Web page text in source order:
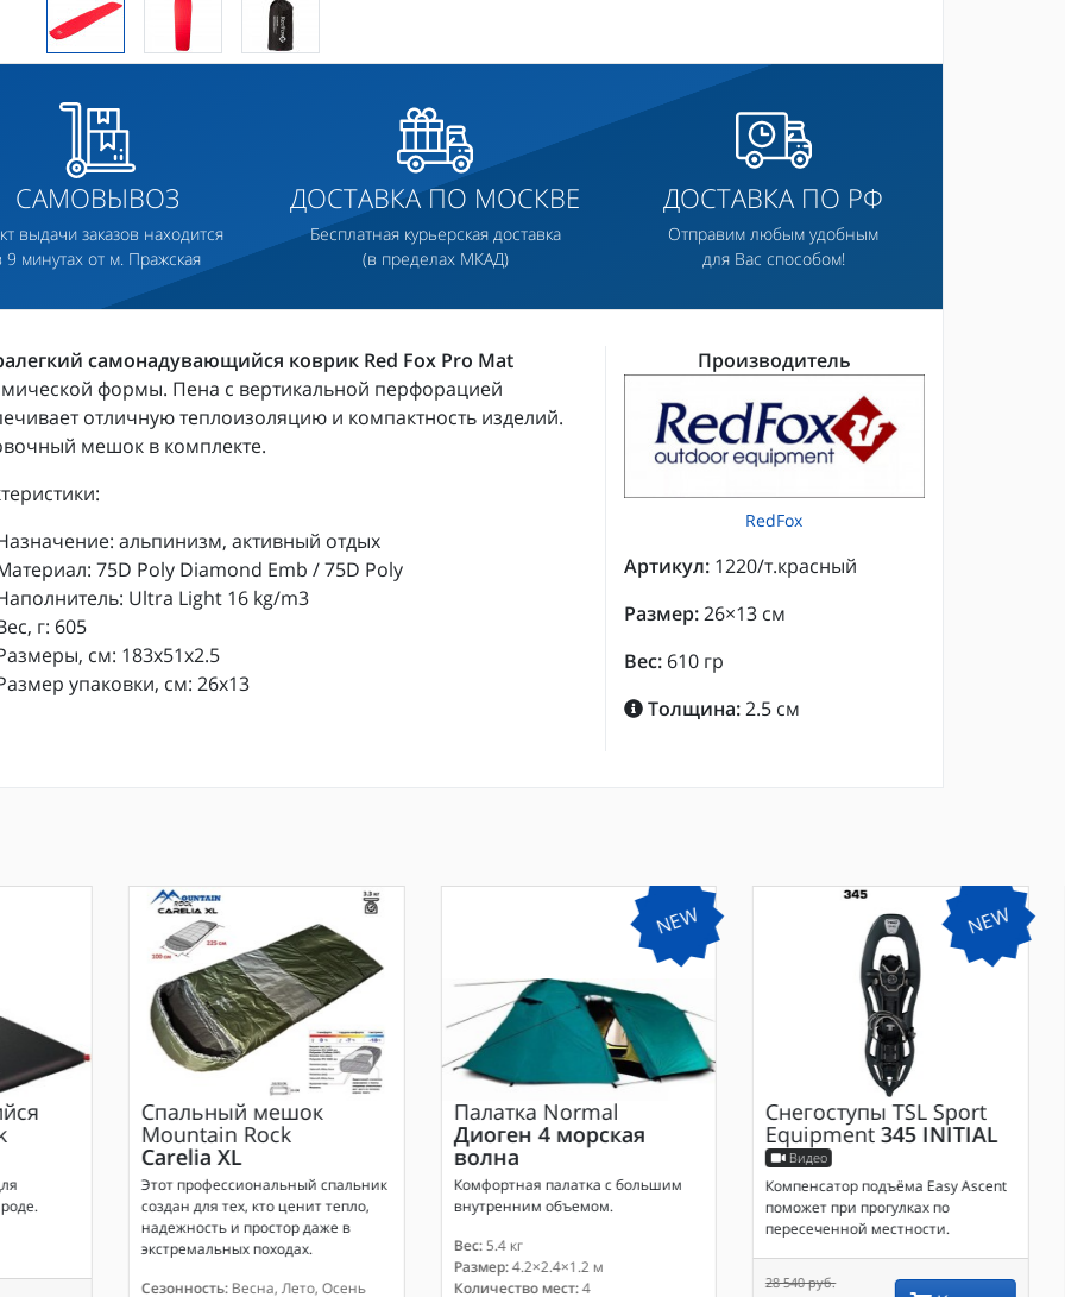
САМОВЫВОЗ
выдачи заказов находится
9 минутах от м. Пражская
ДОСТАВКА ПО МОСКВЕ
Бесплатная курьерская доставка
(в пределах МКАД)
ДОСТАВКА ПО РФ
Отправим любым удобным
для Вас способом!
самонадувающийся коврик Red Fox Pro Mat
формы. Пена с вертикальной перфорацией
отличную теплоизоляцию и компактность изделий.
мешок в комплекте.
альпинизм, активный отдых
75D Poly Diamond Emb / 75D Poly
Ultra Light 16 kg/m3
г: 605
см: 183x51x2.5
упаковки, см: 26х13
Производитель
RedFox
Артикул: 1220/т.красный
Размер:26×13 см
Вес: 610 гр
Толщина:2.5 см
Спальный мешок
Mountain Rock
Carelia XL
Этот профессиональный спальник
создан для тех, кто ценит тепло,
надежность и простор даже в
экстремальных походах.
Сезонность:Весна, Лето, Осень
NEW
Палатка Normal
Диоген 4 морская
волна
Комфортная палатка с большим
внутренним объемом.
Вес:5.4 кг
Размер:4.2×2.4×1.2 м
Количество мест:4
NEW
Снегоступы TSL Sport
Equipment 345 INITIAL
Видео
Компенсатор подъёма Easy Ascent
поможет при прогулках по
пересеченной местности.
28 540 руб.